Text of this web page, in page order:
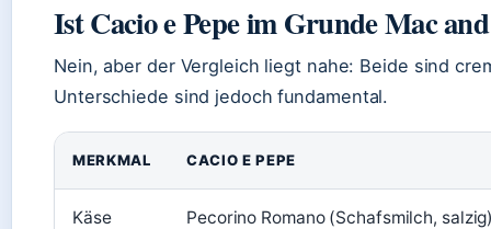
Ist Cacio e Pepe im Grunde Mac
Nein, aber der Vergleich liegt nahe: Beide sind
Unterschiede sind jedoch fundamental.
MERKMAL CACIO E PEPE
Käse Pecorino Romano (Schafsmilch,